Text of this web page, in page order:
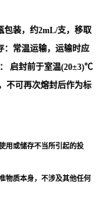
包装，约2mL/支，移取
常温运输，运输时应
启封前于室温(20±3)℃
不可再次熔封后作为标
用或储存不当所引起的投
物质本身，不涉及其他任何